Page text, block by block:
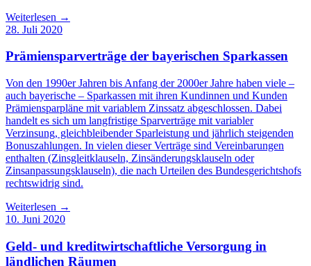
Weiterlesen →
28. Juli 2020
Prämiensparverträge der bayerischen Sparkassen
Von den 1990er Jahren bis Anfang der 2000er Jahre haben viele –
auch bayerische – Sparkassen mit ihren Kundinnen und Kunden
Prämiensparpläne mit variablem Zinssatz abgeschlossen. Dabei
handelt es sich um langfristige Sparverträge mit variabler
Verzinsung, gleichbleibender Sparleistung und jährlich steigenden
Bonuszahlungen. In vielen dieser Verträge sind Vereinbarungen
enthalten (Zinsgleitklauseln, Zinsänderungsklauseln oder
Zinsanpassungsklauseln), die nach Urteilen des Bundesgerichtshofs
rechtswidrig sind.
Weiterlesen →
10. Juni 2020
Geld- und kreditwirtschaftliche Versorgung in
ländlichen Räumen